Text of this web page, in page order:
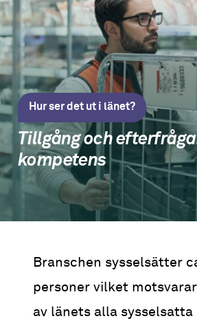
Hur ser det ut i länet?
Tillgång och
kompetens
Branschen sysselsätter
personer vilket
av länets alla